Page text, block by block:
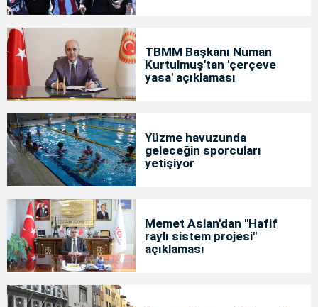
TBMM Başkanı Numan
Kurtulmuş'tan 'çerçeve
yasa' açıklaması
Yüzme havuzunda
geleceğin sporcuları
yetişiyor
Memet Aslan'dan "Hafif
raylı sistem projesi"
açıklaması